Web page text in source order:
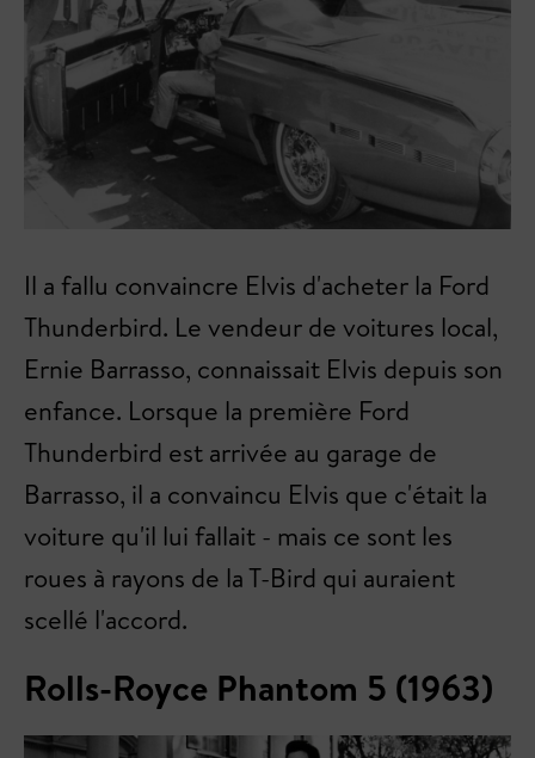
Il a fallu convaincre Elvis d'acheter la Ford
Thunderbird. Le vendeur de voitures local,
Ernie Barrasso, connaissait Elvis depuis son
enfance. Lorsque la première Ford
Thunderbird est arrivée au garage de
Barrasso, il a convaincu Elvis que c'était la
voiture qu'il lui fallait - mais ce sont les
roues à rayons de la T-Bird qui auraient
scellé l'accord.
Rolls-Royce Phantom 5 (1963)